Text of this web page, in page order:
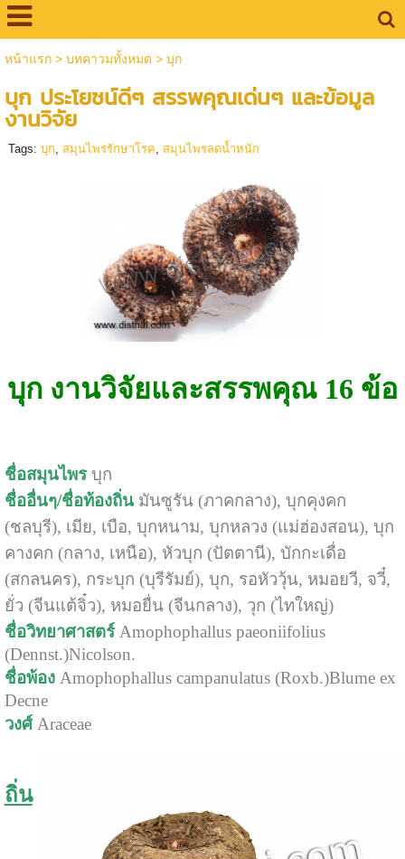
หน้าแรก> บทคาวมทั้งหมด > บุก
บุก ประโยชน์ดีๆ สรรพคุณเด่นๆ และข้อมูล
งานวิจัย
Tags: บุก, สมุนไพรรักษาโรค, สมุนไพรลดน้ำหนัก
บุก งานวิจัยและสรรพคุณ 16 ข้อ
ชื่อสมุนไพรบุก
ชื่ออื่นๆ/ชื่อท้องถิ่นมันซูรัน (ภาคกลาง), บุกคุงคก
(ชลบุรี), เมีย, เบือ, บุกหนาม, บุกหลวง (แม่ฮ่องสอน), บุก
คางคก (กลาง, เหนือ), หัวบุก (ปัตตานี), บักกะเดื่อ
(สกลนคร), กระบุก (บุรีรัมย์), บุก, รอหัววุ้น, หมอยวี, จวี๋,
ยั่ว (จีนแต้จิ๋ว), หมอยื่น (จีนกลาง), วุก (ไทใหญ่)
ชื่อวิทยาศาสตร์Amophophallus paeoniifolius
(Dennst.)Nicolson.
ชื่อพ้องAmophophallus campanulatus (Roxb.)Blume ex
Decne
วงศ์Araceae
ถิ่น